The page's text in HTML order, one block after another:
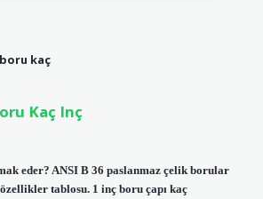
kaç
Kaç Inç
eder? ANSI B 36 paslanmaz çelik borular
tablosu. 1 inç boru çapı kaç